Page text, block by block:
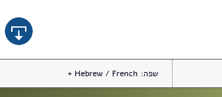
שפה: Hebrew / French +